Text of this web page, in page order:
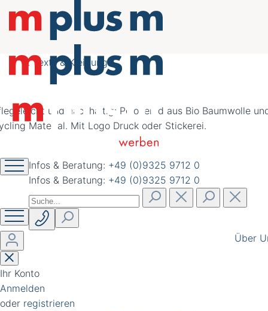
Infos & Beratung: +49 (0)9325 9712 0
Infos & Beratung: +49 (0)9325 9712 0
Ihr Konto
Anmelden
oder registrieren
Über
nachhaltig schöner werben
Textil & Kleidung